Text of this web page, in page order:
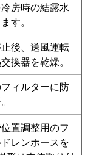
P160K7KD
P160K6HDB
P160K6HDA
房時の結露水
す。
後、送風運転
換器を乾燥。
ィルターに防
置調整用のフ
レンホースを